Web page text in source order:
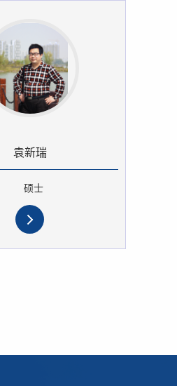
袁新瑞
硕士